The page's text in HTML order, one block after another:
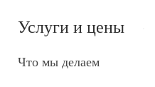
Услуги и цены
Что мы делаем